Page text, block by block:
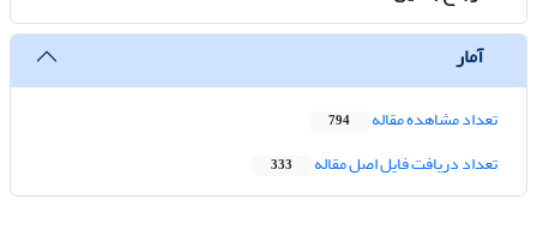
آمار
تعداد مشاهده مقاله 794
تعداد دریافت فایل اصل مقاله 333